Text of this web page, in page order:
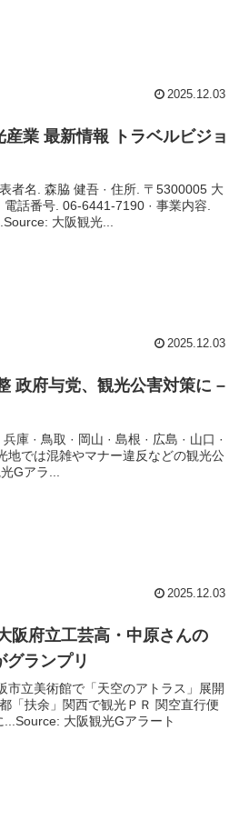
2025.12.03
産業 最新情報 トラベルビジョ
者名. 森脇 健吾 · 住所. 〒5300005 大
話番号. 06-6441-7190 · 事業内容.
大阪観光...
2025.12.03
政府与党、観光公害対策に –
庫 · 鳥取 · 岡山 · 島根 · 広島 · 山口 ·
地では混雑やマナー違反などの観光公
Gアラ...
2025.12.03
阪府立工芸高・中原さんの
グランプリ
市立美術館で「天空のアトラス」展開
「扶余」関西で観光ＰＲ 関空直行便
大阪観光Gアラート